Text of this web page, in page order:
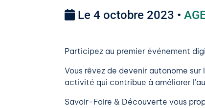
Le 4 octobre 2023 •
Participez au premier événement
Vous rêvez de devenir autonome
activité qui contribue à améliorer
Savoir-Faire & Découverte vous